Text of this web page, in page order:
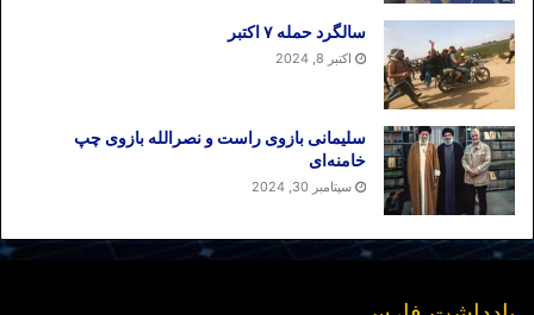
سالگرد حمله ۷ اکتبر
اکتبر 8, 2024
سلیمانی بازوی راست و نصرالله بازوی چپ
خامنه‌ای
سپتامبر 30, 2024